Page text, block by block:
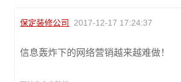
保定装修公司 2017-12-17 17:24:37
信息轰炸下的网络营销越来越难做！